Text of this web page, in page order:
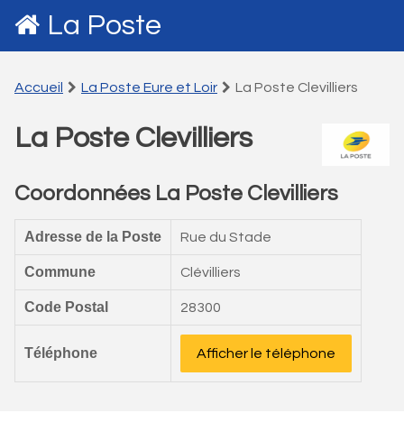
La Poste
Accueil La Poste Eure et Loir La Poste Clevilliers
La Poste Clevilliers
Coordonnées La Poste Clevilliers
Adresse de la Poste Rue du Stade
Commune Clévilliers
Code Postal 28300
Téléphone Afficher le téléphone